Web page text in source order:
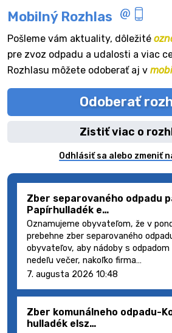
Mobilný Rozhlas
Pošleme vám aktuality, dôležité
pre zvoz odpadu a udalosti a viac
Rozhlasu môžete odoberať aj v
Odoberať
Zistiť viac o
Odhlásiť sa alebo zmeniť
Zber separovaného odpadu
Papírhulladék e…
Oznamujeme obyvateľom, že v
prebehne zber separovaného
obyvateľov, aby nádoby s
nedeľu večer, nakoľko firma…
7. augusta 2026 10:48
Zber komunálneho odpadu-
hulladék elsz…